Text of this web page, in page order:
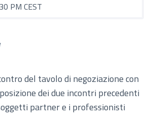
PM CEST
del tavolo di negoziazione con
dei due incontri precedenti
partner e i professionisti